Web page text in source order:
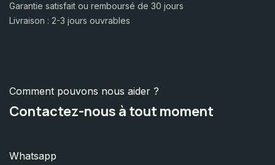
Garantie satisfait ou remboursé de 30 jours
Livraison : 2-3 jours ouvrables
Comment pouvons nous aider ?
Contactez-nous à tout moment
Whatsapp